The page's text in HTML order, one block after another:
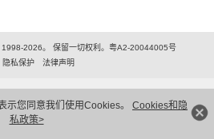
示您同意我们使用Cookies。 Cookies和隐
私政策>
2026。 保留一切权利。粤A2-20044005号
隐私保护
法律声明